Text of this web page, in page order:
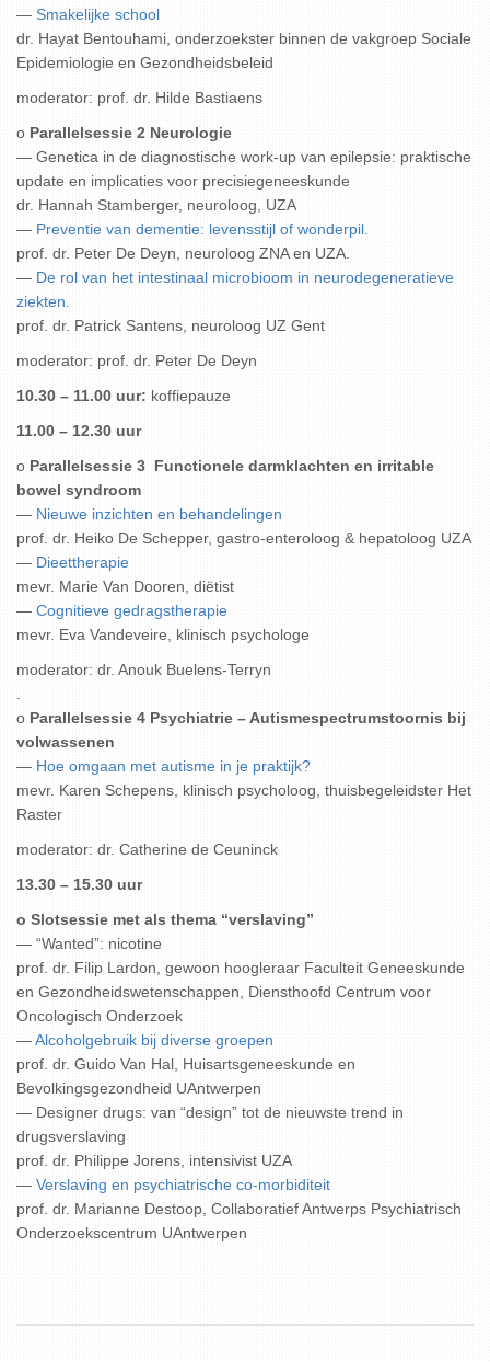
— Smakelijke school
dr. Hayat Bentouhami, onderzoekster binnen de vakgroep Sociale
Epidemiologie en Gezondheidsbeleid
moderator: prof. dr. Hilde Bastiaens
o Parallelsessie 2 Neurologie
— Genetica in de diagnostische work-up van epilepsie: praktische
update en implicaties voor precisiegeneeskunde
dr. Hannah Stamberger, neuroloog, UZA
— Preventie van dementie: levensstijl of wonderpil.
prof. dr. Peter De Deyn, neuroloog ZNA en UZA.
— De rol van het intestinaal microbioom in neurodegeneratieve
ziekten.
prof. dr. Patrick Santens, neuroloog UZ Gent
moderator: prof. dr. Peter De Deyn
10.30 – 11.00 uur: koffiepauze
11.00 – 12.30 uur
o Parallelsessie 3 Functionele darmklachten en irritable
bowel syndroom
— Nieuwe inzichten en behandelingen
prof. dr. Heiko De Schepper, gastro-enteroloog & hepatoloog UZA
— Dieettherapie
mevr. Marie Van Dooren, diëtist
— Cognitieve gedragstherapie
mevr. Eva Vandeveire, klinisch psychologe
moderator: dr. Anouk Buelens-Terryn
o Parallelsessie 4 Psychiatrie – Autismespectrumstoornis bij
volwassenen
— Hoe omgaan met autisme in je praktijk?
mevr. Karen Schepens, klinisch psycholoog, thuisbegeleidster Het
Raster
moderator: dr. Catherine de Ceuninck
13.30 – 15.30 uur
o Slotsessie met als thema “verslaving”
— “Wanted”: nicotine
prof. dr. Filip Lardon, gewoon hoogleraar Faculteit Geneeskunde
en Gezondheidswetenschappen, Diensthoofd Centrum voor
Oncologisch Onderzoek
—Alcoholgebruik bij diverse groepen
prof. dr. Guido Van Hal, Huisartsgeneeskunde en
Bevolkingsgezondheid UAntwerpen
— Designer drugs: van “design” tot de nieuwste trend in
drugsverslaving
prof. dr. Philippe Jorens, intensivist UZA
— Verslaving en psychiatrische co-morbiditeit
prof. dr. Marianne Destoop, Collaboratief Antwerps Psychiatrisch
Onderzoekscentrum UAntwerpen